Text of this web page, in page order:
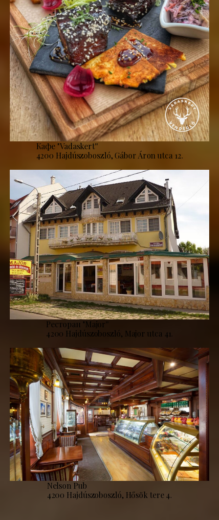
Кафе "Vadaskert''
4200 Hajdúszoboszló, Gábor Áron utca 12.
Ресторан "Major''
4200 Hajdúszoboszló, Major utca 41.
Nelson Pub
4200 Hajdúszoboszló, Hősök tere 4.